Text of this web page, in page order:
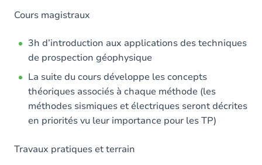
Cours magistraux
3h d’introduction aux applications des techniques
de prospection géophysique
La suite du cours développe les concepts
théoriques associés à chaque méthode (les
méthodes sismiques et électriques seront décrites
en priorités vu leur importance pour les TP)
Travaux pratiques et terrain